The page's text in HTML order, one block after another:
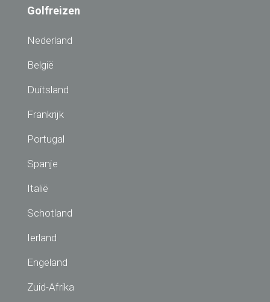
Golfreizen
Nederland
België
Duitsland
Frankrijk
Portugal
Spanje
Italië
Schotland
Ierland
Engeland
Zuid-Afrika